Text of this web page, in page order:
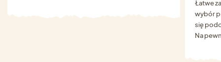
Łatwe
wybór
się
Na